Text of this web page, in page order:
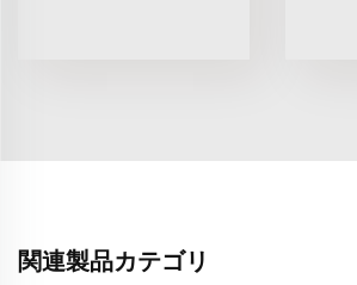
関連製品カテゴリ